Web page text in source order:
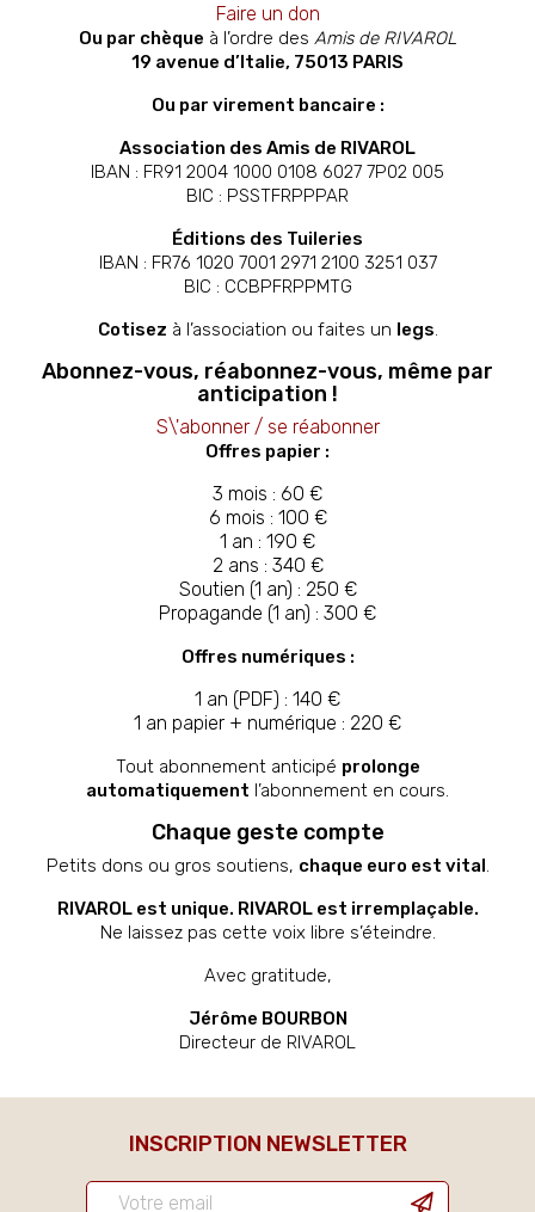
Faire un don
Ou par chèque à l’ordre des Amis de RIVAROL
19 avenue d’Italie, 75013 PARIS
Ou par virement bancaire :
Association des Amis de RIVAROL
IBAN : FR91 2004 1000 0108 6027 7P02 005
BIC : PSSTFRPPPAR
Éditions des Tuileries
IBAN : FR76 1020 7001 2971 2100 3251 037
BIC : CCBPFRPPMTG
Cotisez à l’association ou faites un legs
Abonnez-vous, réabonnez-vous, même par
anticipation !
S\'abonner / se réabonner
Offres papier :
3 mois : 60 €
6 mois : 100 €
1 an : 190 €
2 ans : 340 €
Soutien (1 an) : 250 €
Propagande (1 an) : 300 €
Offres numériques :
1 an (PDF) : 140 €
1 an papier + numérique : 220 €
Tout abonnement anticipé prolonge
automatiquement l’abonnement en cours.
Chaque geste compte
Petits dons ou gros soutiens, chaque euro est vital
RIVAROL est unique. RIVAROL est irremplaçable.
Ne laissez pas cette voix libre s’éteindre.
Avec gratitude,
Jérôme BOURBON
Directeur de RIVAROL
INSCRIPTION NEWSLETTER